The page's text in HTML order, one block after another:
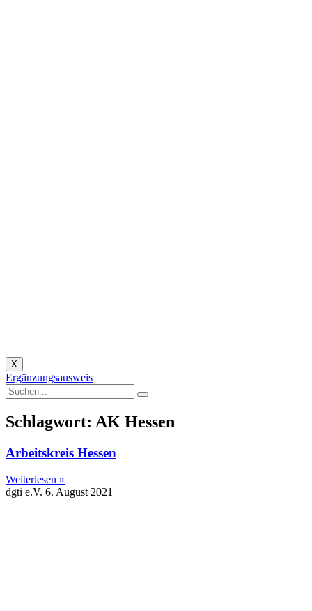
X
Ergänzungsausweis
Schlagwort: AK Hessen
Arbeitskreis Hessen
Weiterlesen »
dgti e.V. 6. August 2021